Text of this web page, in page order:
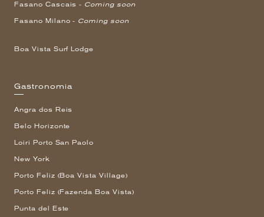
Fasano Cascais - Coming soon
Fasano Milano - Coming soon
Boa Vista Surf Lodge
Gastronomia
Angra dos Reis
Belo Horizonte
Loiri Porto San Paolo
New York
Porto Feliz (Boa Vista Village)
Porto Feliz (Fazenda Boa Vista)
Punta del Este